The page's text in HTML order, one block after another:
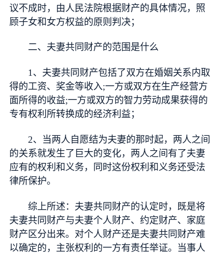
议不成时，由人民法院根据财产的具体情况，照
顾子女和女方权益的原则判决；
二、夫妻共同财产的范围是什么
1、夫妻共同财产包括了双方在婚姻关系内取
得的工资、奖金等收入;一方或双方在生产经营方
面所得的收益;一方或双方的智力劳动成果获得的
专有权利所转换成的经济利益；
2、当两人自愿结为夫妻的那时起，两人之间
的关系就发生了巨大的变化，两人之间有了夫妻
应有的权利和义务，同时这份权利和义务还受法
律所保护。
综上所述：夫妻共同财产的认定时，既是将
夫妻共同财产与夫妻个人财产、约定财产、家庭
财产区分出来。对个人财产还是夫妻共同财产难
以确定的，主张权利的一方有责任举证。当事人